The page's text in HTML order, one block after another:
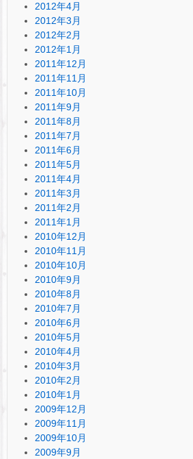
2012年4月
2012年3月
2012年2月
2012年1月
2011年12月
2011年11月
2011年10月
2011年9月
2011年8月
2011年7月
2011年6月
2011年5月
2011年4月
2011年3月
2011年2月
2011年1月
2010年12月
2010年11月
2010年10月
2010年9月
2010年8月
2010年7月
2010年6月
2010年5月
2010年4月
2010年3月
2010年2月
2010年1月
2009年12月
2009年11月
2009年10月
2009年9月